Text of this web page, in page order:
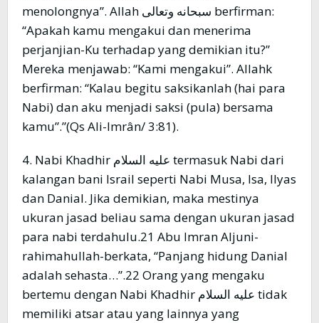
menolongnya”. Allah سبحانه وتعالى berfirman:
“Apakah kamu mengakui dan menerima
perjanjian-Ku terhadap yang demikian itu?”
Mereka menjawab: “Kami mengakui”. Allahk
berfirman: “Kalau begitu saksikanlah (hai para
Nabi) dan aku menjadi saksi (pula) bersama
kamu”.”(Qs Ali-Imrân/ 3:81).
4. Nabi Khadhir عليه السلام termasuk Nabi dari
kalangan bani Israil seperti Nabi Musa, Isa, Ilyas
dan Danial. Jika demikian, maka mestinya
ukuran jasad beliau sama dengan ukuran jasad
para nabi terdahulu.21 Abu Imran Aljuni-
rahimahullah-berkata, “Panjang hidung Danial
adalah sehasta…”.22 Orang yang mengaku
bertemu dengan Nabi Khadhir عليه السلام tidak
memiliki atsar atau yang lainnya yang